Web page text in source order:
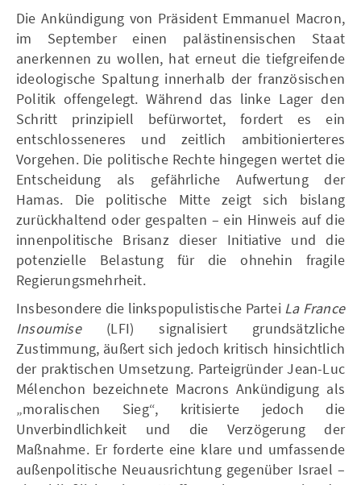
Die Ankündigung von Präsident Emmanuel Macron,
im September einen palästinensischen Staat
anerkennen zu wollen, hat erneut die tiefgreifende
ideologische Spaltung innerhalb der französischen
Politik offengelegt. Während das linke Lager den
Schritt prinzipiell befürwortet, fordert es ein
entschlosseneres und zeitlich ambitionierteres
Vorgehen. Die politische Rechte hingegen wertet die
Entscheidung als gefährliche Aufwertung der
Hamas. Die politische Mitte zeigt sich bislang
zurückhaltend oder gespalten – ein Hinweis auf die
innenpolitische Brisanz dieser Initiative und die
potenzielle Belastung für die ohnehin fragile
Regierungsmehrheit.
Insbesondere die linkspopulistische Partei La France
Insoumise(LFI) signalisiert grundsätzliche
Zustimmung, äußert sich jedoch kritisch hinsichtlich
der praktischen Umsetzung. Parteigründer Jean-Luc
Mélenchon bezeichnete Macrons Ankündigung als
„moralischen Sieg“, kritisierte jedoch die
Unverbindlichkeit und die Verzögerung der
Maßnahme. Er forderte eine klare und umfassende
außenpolitische Neuausrichtung gegenüber Israel –